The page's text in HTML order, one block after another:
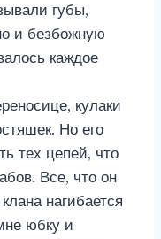
губы,
и безбожную
каждое
кулаки
Но его
тех цепей, что
Все, что он
нагибается
юбку и